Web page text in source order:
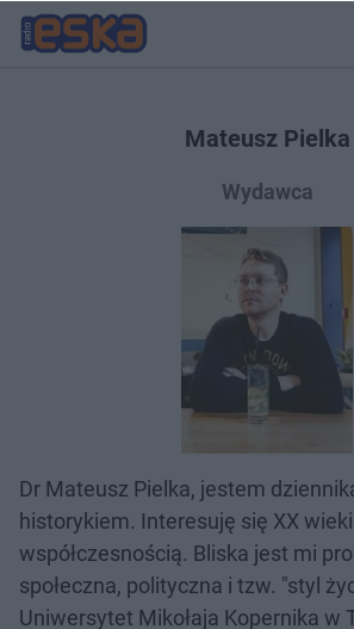
Mateusz Pielka
Wydawca
Dr Mateusz Pielka, jestem
historykiem. Interesuję się XX
współczesnością. Bliska jest mi
społeczna, polityczna i tzw. "styl
Uniwersytet Mikołaja Kopernika w